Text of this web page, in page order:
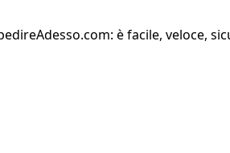
è facile, veloce,